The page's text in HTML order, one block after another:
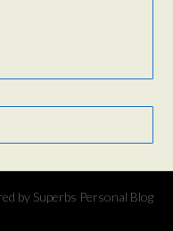
by Superbs Personal Blog